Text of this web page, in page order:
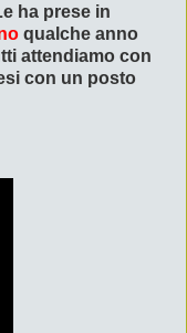
ha prese in
qualche anno
attendiamo con
con un posto